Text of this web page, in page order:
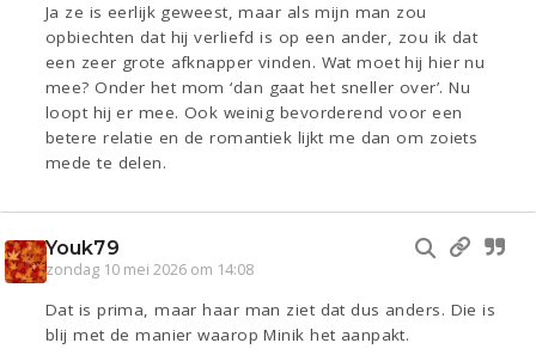
Ja ze is eerlijk geweest, maar als mijn man zou
opbiechten dat hij verliefd is op een ander, zou ik dat
een zeer grote afknapper vinden. Wat moet hij hier nu
mee? Onder het mom ‘dan gaat het sneller over’. Nu
loopt hij er mee. Ook weinig bevorderend voor een
betere relatie en de romantiek lijkt me dan om zoiets
mede te delen.
Youk79
zondag 10 mei 2026 om 14:08
Dat is prima, maar haar man ziet dat dus anders. Die is
blij met de manier waarop Minik het aanpakt.